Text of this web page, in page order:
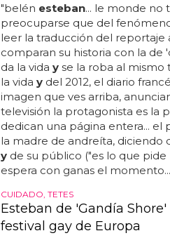
"belén esteban... le monde no
preocuparse que del
leer la traducción del
comparan su historia con la de
da la vida yse la roba al mismo
la vida ydel 2012, el diario
imagen que ves arriba,
televisión la protagonista es la
dedican una página entera... el
la madre de andreíta, diciendo
yde su público ("es lo que pide
espera con ganas el momento...
CUIDADO, TETES
Esteban de 'Gandía
festival gay de Europa